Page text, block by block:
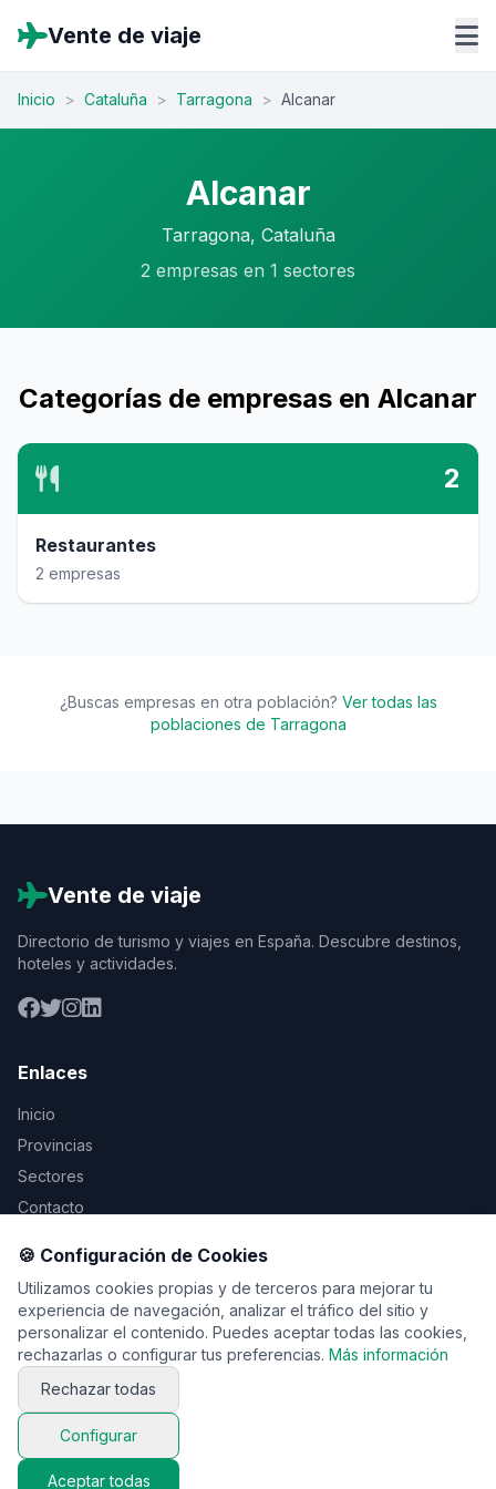
Vente de viaje
Inicio > Cataluña > Tarragona > Alcanar
Alcanar
Tarragona, Cataluña
2 empresas en 1 sectores
Categorías de empresas en Alcanar
2
Restaurantes
2 empresas
¿Buscas empresas en otra población? Ver todas las
poblaciones de Tarragona
Vente de viaje
Directorio de turismo y viajes en España. Descubre destinos,
hoteles y actividades.
Enlaces
Inicio
Provincias
Sectores
Contacto
Legal
Aviso Legal
Privacidad
Cookies
© 2026 Vente de viaje. Todos los derechos reservados.
🍪 Configuración de Cookies
Utilizamos cookies propias y de terceros para mejorar tu
experiencia de navegación, analizar el tráfico del sitio y
personalizar el contenido. Puedes aceptar todas las cookies,
rechazarlas o configurar tus preferencias. Más información
Rechazar todas
Configurar
Aceptar todas